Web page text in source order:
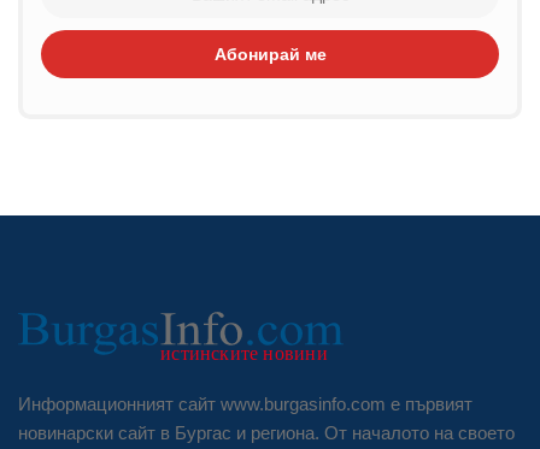
Абонирай ме
Информационният сайт www.burgasinfo.com е първият
новинарски сайт в Бургас и региона. От началото на своето